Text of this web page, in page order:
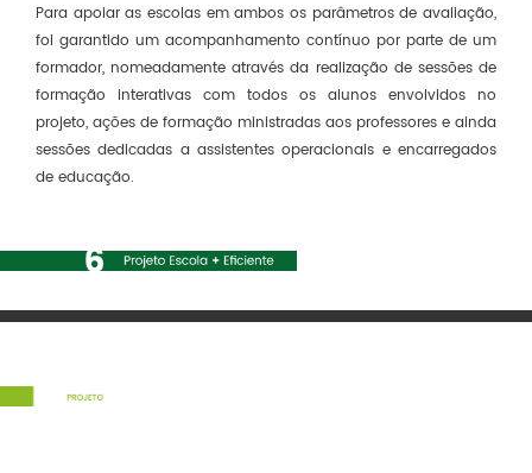
Para apoiar as escolas em ambos os parâmetros de avaliação,
foi garantido um acompanhamento contínuo por parte de um
formador, nomeadamente através da realização de sessões de
formação interativas com todos os alunos envolvidos no
projeto, ações de formação ministradas aos professores e ainda
sessões dedicadas a assistentes operacionais e encarregados
de educação.